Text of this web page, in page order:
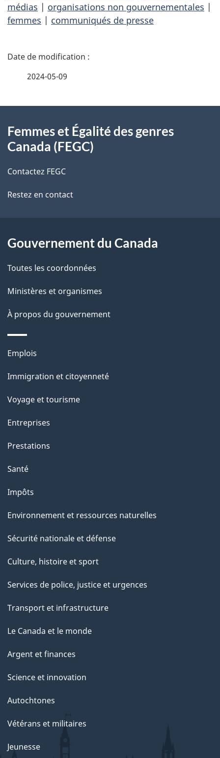
médias | organisations non gouvernementales |
femmes | communiqués de presse
D
i
s
d
l
a
p
a
g
e
2024-05-09
propos
ce
site
Femmes et Égalité des genres
Canada (FEGC)
Contactez FEGC
Restez en contact
Gouvernement du Canada
Toutes les coordonnées
Ministères et organismes
À propos du gouvernement
Thèmes
sujets
Emplois
Immigration et citoyenneté
Voyage et tourisme
Entreprises
Prestations
Santé
Impôts
Environnement et ressources naturelles
Sécurité nationale et défense
Culture, histoire et sport
Services de police, justice et urgences
Transport et infrastructure
Le Canada et le monde
Argent et finances
Science et innovation
Autochtones
Vétérans et militaires
Jeunesse